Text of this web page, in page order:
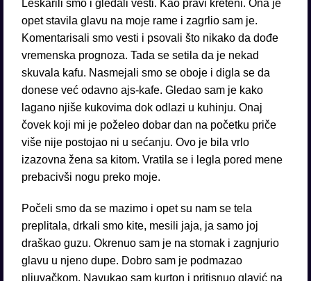
Leškarili smo i gledali vesti. Kao pravi kreteni. Ona je
opet stavila glavu na moje rame i zagrlio sam je.
Komentarisali smo vesti i psovali što nikako da dođe
vremenska prognoza. Tada se setila da je nekad
skuvala kafu. Nasmejali smo se oboje i digla se da
donese već odavno ajs-kafe. Gledao sam je kako
lagano njiše kukovima dok odlazi u kuhinju. Onaj
čovek koji mi je poželeo dobar dan na početku priče
više nije postojao ni u sećanju. Ovo je bila vrlo
izazovna žena sa kitom. Vratila se i legla pored mene
prebacivši nogu preko moje.
Počeli smo da se mazimo i opet su nam se tela
preplitala, drkali smo kite, mesili jaja, ja samo joj
draškao guzu. Okrenuo sam je na stomak i zagnjurio
glavu u njeno dupe. Dobro sam je podmazao
pljuvačkom. Navukao sam kurton i pritisnuo glavić na